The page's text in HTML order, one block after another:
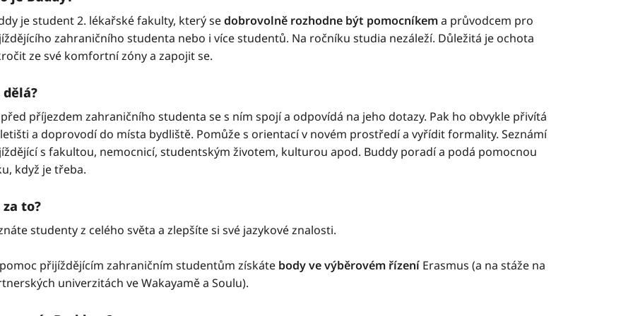
je student 2. lékařské fakulty, který sedobrovolně rozhodne být pomocníkema průvodcem pro
zahraničního studenta nebo i více studentů. Na ročníku studia nezáleží. Důležitá je ochota
ze své komfortní zóny a zapojit se.
dělá?
příjezdem zahraničního studenta se s ním spojí a odpovídá na jeho dotazy. Pak ho obvykle přivítá
a doprovodí do místa bydliště. Pomůže s orientací v novém prostředí a vyřídit formality. Seznámí
s fakultou, nemocnicí, studentským životem, kulturou apod. Buddy poradí a podá pomocnou
když je třeba.
za to?
studenty z celého světa a zlepšíte si své jazykové znalosti.
přijíždějícím zahraničním studentům získáte body ve výběrovém řízení Erasmus (a na stáže na
univerzitách ve Wakayamě a Soulu).